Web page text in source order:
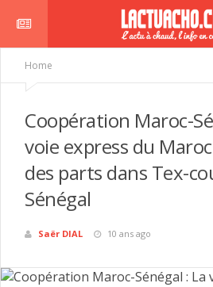
Home
Coopération Maroc-
voie express du
des parts dans Tex-
Sénégal
Saër DIAL 10 ans ago